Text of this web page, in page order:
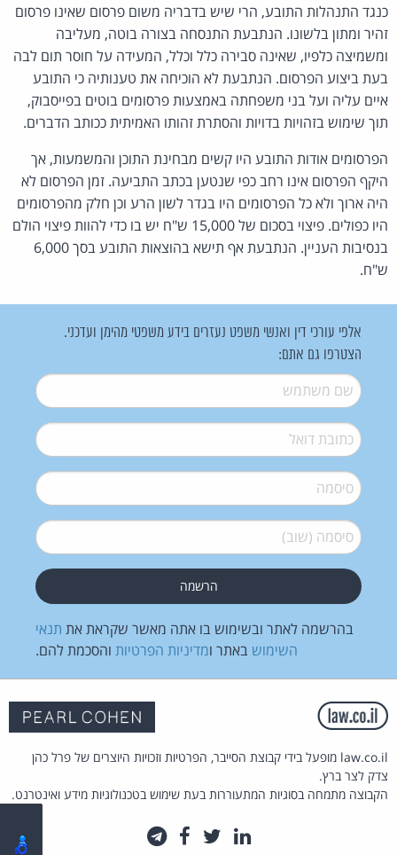
כנגד התנהלות התובע, הרי שיש בדבריה משום פרסום שאינו פרסום
זהיר ומתון בלשונו. הנתבעת התנסחה בצורה בוטה, מעליבה
ומשמיצה כלפיו, שאינה סבירה כלל וכלל, המעידה על חוסר תום לבה
בעת ביצוע הפרסום. הנתבעת לא הוכיחה את טענותיה כי התובע
איים עליה ועל בני משפחתה באמצעות פרסומים בוטים בפייסבוק,
תוך שימוש בזהויות בדויות והסתרת זהותו האמיתית ככותב הדברים.
הפרסומים אודות התובע היו קשים מבחינת התוכן והמשמעות, אך
היקף הפרסום אינו רחב כפי שנטען בכתב התביעה. זמן הפרסום לא
היה ארוך ולא כל הפרסומים היו בגדר לשון הרע וכן חלק מהפרסומים
היו כפולים. פיצוי בסכום של 15,000 ש"ח יש בו כדי להוות פיצוי הולם
בנסיבות העניין. הנתבעת אף תישא בהוצאות התובע בסך 6,000
ש"ח.
אלפי עורכי דין ואנשי משפט נעזרים בידע משפטי מהימן ועדכני.
הצטרפו גם אתם:
שם משתמש*
דואל*
סיסמה*
סיסמה (שוב)*
בהרשמה לאתר ובשימוש בו אתה מאשר שקראת את תנאי
השימוש באתר ומדיניות הפרטיות והסכמת להם.
law.co.il מופעל בידי קבוצת הסייבר, הפרטיות וזכויות היוצרים של פרל כהן
צדק לצר ברץ.
הקבוצה מתמחה בסוגיות המתעוררות בעת שימוש בטכנולוגיות מידע ואינטרנט.
לינקדאין
טוויטרפייסבוק